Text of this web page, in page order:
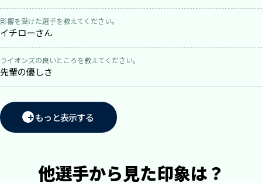
影響を受けた選手を教えてください。
イチローさん
ライオンズの良いところを教えてください。
先輩の優しさ
もっと表示する
他選手から見た印象は？